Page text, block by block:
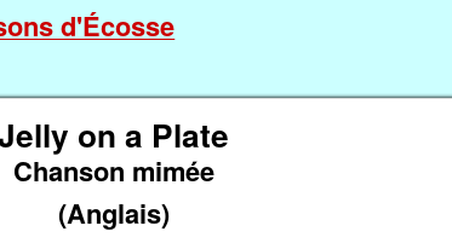
d'Écosse
on a Plate
Chanson mimée
(Anglais)